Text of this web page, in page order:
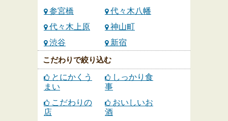
参宮橋
代々木八幡
代々木上原
神山町
渋谷
新宿
こだわりで絞り込む
とにかくう
まい
しっかり食
事
こだわりの
店
おいしいお
酒